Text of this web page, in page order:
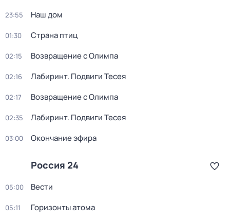
23:55 Наш дом
01:30 Страна птиц
02:15 Возвращение с Олимпа
02:16 Лабиринт. Подвиги Тесея
02:17 Возвращение с Олимпа
02:35 Лабиринт. Подвиги Тесея
03:00 Окончание эфира
Россия 24
05:00 Вести
05:11 Горизонты атома